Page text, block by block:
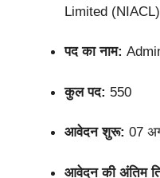
Limited (NIACL)
पद का नाम:
कुल पद: 550
आवेदन शुरू: 07
आवेदन की अंतिम